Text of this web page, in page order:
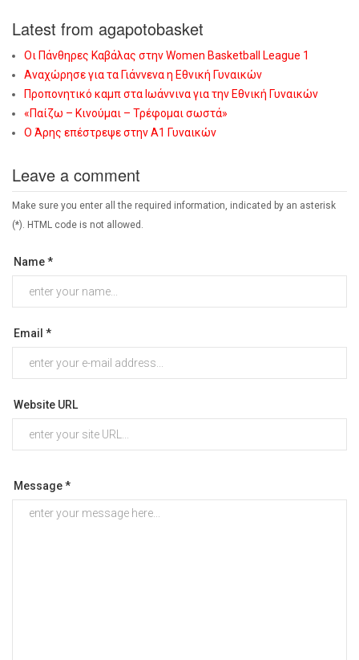
Latest from agapotobasket
Οι Πάνθηρες Καβάλας στην Women Basketball League 1
Αναχώρησε για τα Γιάννενα η Εθνική Γυναικών
Προπονητικό καμπ στα Ιωάννινα για την Εθνική Γυναικών
«Παίζω – Κινούμαι – Τρέφομαι σωστά»
Ο Άρης επέστρεψε στην Α1 Γυναικών
Leave a comment
Make sure you enter all the required information, indicated by an asterisk
(*). HTML code is not allowed.
Name *
Email *
Website URL
Message *